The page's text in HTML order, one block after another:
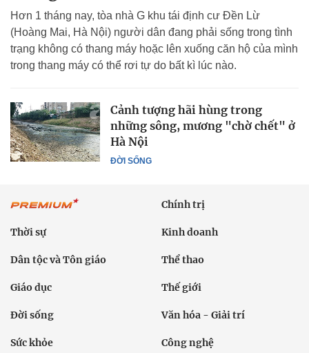
Hơn 1 tháng nay, tòa nhà G khu tái định cư Đền Lừ
(Hoàng Mai, Hà Nội) người dân đang phải sống trong tình
trạng không có thang máy hoặc lên xuống căn hộ của mình
trong thang máy có thể rơi tự do bất kì lúc nào.
ĐỜI SỐNG
Cảnh tượng hãi hùng trong
những sông, mương "chờ chết" ở
Hà Nội
Chính trị
Thời sự Kinh doanh
Dân tộc và Tôn giáo Thể thao
Giáo dục Thế giới
Đời sống Văn hóa - Giải trí
Sức khỏe Công nghệ